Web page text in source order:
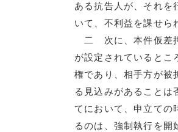
ある抗告人が、それを
いて、不利益を課せら
二 次に、本件仮差押
が設定されているとこ
権であり、相手方が被
る見込みがあることは
てにおいて、申立ての
るのは、強制執行を開